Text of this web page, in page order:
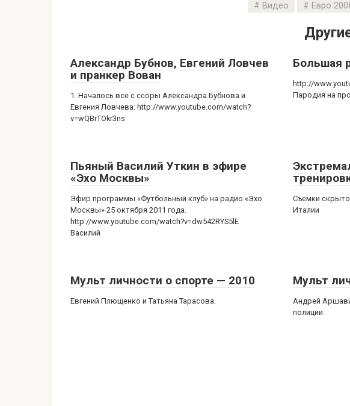
Видео Евро
Александр Бубнов, Евгений Ловчев
и пранкер Вован
1. Началось все с ссоры Александра Бубнова и
Евгения Ловчева: http://www.youtube.com/watch?
v=wQBrTOkr3ns
Большая
http://
Пародия на
Пьяный Василий Уткин в эфире
«Эхо Москвы»
Эфир программы «Футбольный клуб» на радио «Эхо
Москвы» 25 октября 2011 года.
http://www.youtube.com/watch?v=dw542RYS5lE
Василий
Съемки
Италии
Мульт личности о спорте — 2010
Евгений Плющенко и Татьяна Тарасова.
Мульт
Андрей
полиции.